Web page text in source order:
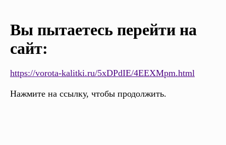
Вы пытаетесь перейти на
сайт:
https://vorota-kalitki.ru/5xDPdIE/4EEXMpm.html
Нажмите на ссылку, чтобы продолжить.